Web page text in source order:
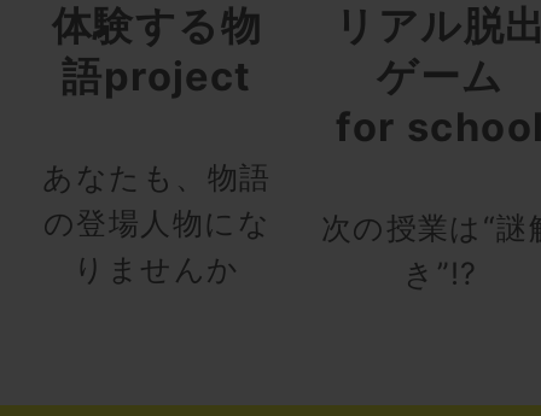
体験する物
語project
あなたも、物語
の登場人物にな
りませんか
リアル脱
ゲーム
for
次の授業は“謎
き”!?